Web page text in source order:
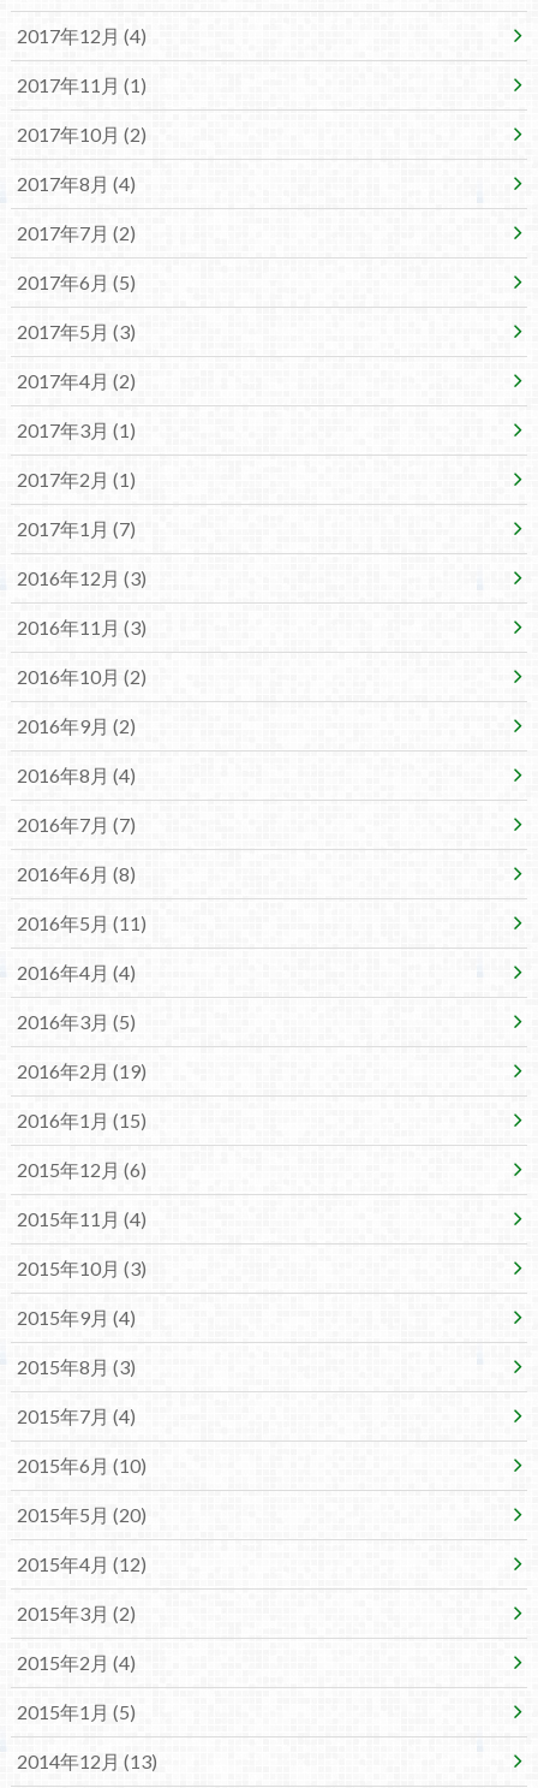
2017年12月 (4)
2017年11月 (1)
2017年10月 (2)
2017年8月 (4)
2017年7月 (2)
2017年6月 (5)
2017年5月 (3)
2017年4月 (2)
2017年3月 (1)
2017年2月 (1)
2017年1月 (7)
2016年12月 (3)
2016年11月 (3)
2016年10月 (2)
2016年9月 (2)
2016年8月 (4)
2016年7月 (7)
2016年6月 (8)
2016年5月 (11)
2016年4月 (4)
2016年3月 (5)
2016年2月 (19)
2016年1月 (15)
2015年12月 (6)
2015年11月 (4)
2015年10月 (3)
2015年9月 (4)
2015年8月 (3)
2015年7月 (4)
2015年6月 (10)
2015年5月 (20)
2015年4月 (12)
2015年3月 (2)
2015年2月 (4)
2015年1月 (5)
2014年12月 (13)